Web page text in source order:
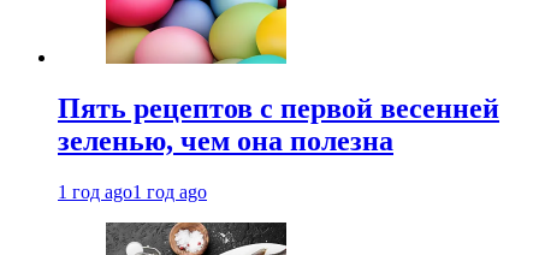
Пять рецептов с первой весенней
зеленью, чем она полезна
1 год ago1 год ago